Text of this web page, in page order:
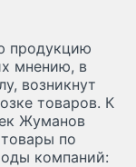
продукцию
мнению, в
возникнут
товаров. К
Жуманов
по
компаний: